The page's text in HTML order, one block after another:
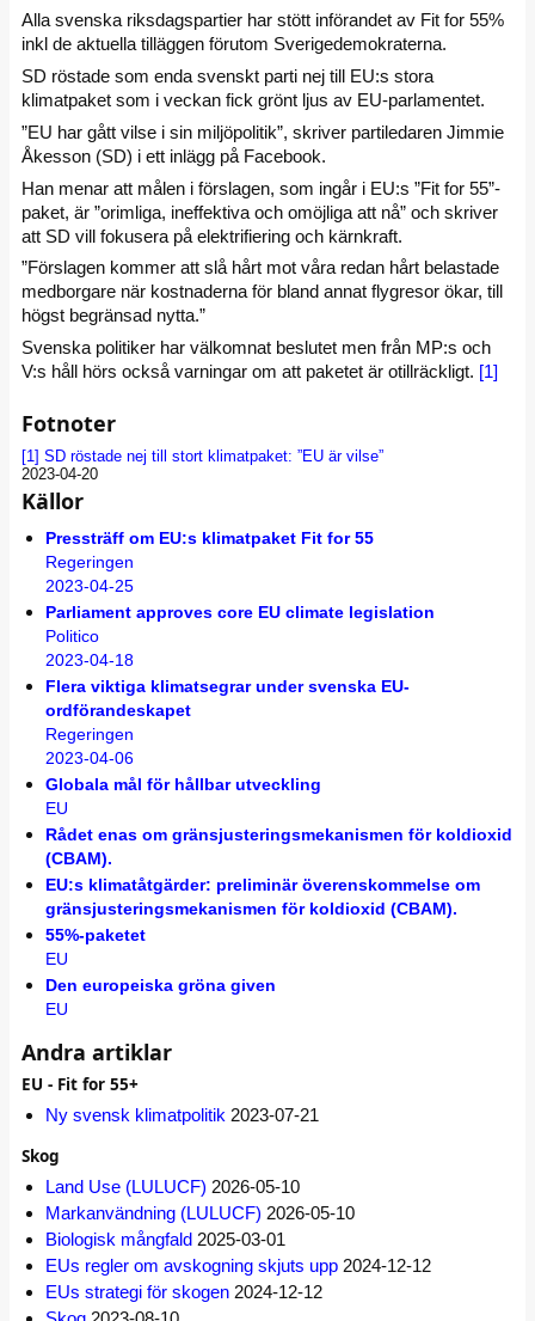
Alla svenska riksdagspartier har stött införandet av Fit for 55%
inkl de aktuella tilläggen förutom Sverigedemokraterna.
SD röstade som enda svenskt parti nej till EU:s stora
klimatpaket som i veckan fick grönt ljus av EU-parlamentet.
”EU har gått vilse i sin miljöpolitik”, skriver partiledaren Jimmie
Åkesson (SD) i ett inlägg på Facebook.
Han menar att målen i förslagen, som ingår i EU:s ”Fit for 55”-
paket, är ”orimliga, ineffektiva och omöjliga att nå” och skriver
att SD vill fokusera på elektrifiering och kärnkraft.
”Förslagen kommer att slå hårt mot våra redan hårt belastade
medborgare när kostnaderna för bland annat flygresor ökar, till
högst begränsad nytta.”
Svenska politiker har välkomnat beslutet men från MP:s och
V:s håll hörs också varningar om att paketet är otillräckligt. [1]
Fotnoter
[1] SD röstade nej till stort klimatpaket: ”EU är vilse”
2023-04-20
Källor
Pressträff om EU:s klimatpaket Fit for 55
Regeringen
2023-04-25
Parliament approves core EU climate legislation
Politico
2023-04-18
Flera viktiga klimatsegrar under svenska EU-
ordförandeskapet
Regeringen
2023-04-06
Globala mål för hållbar utveckling
EU
Rådet enas om gränsjusteringsmekanismen för koldioxid
(CBAM).
EU:s klimatåtgärder: preliminär överenskommelse om
gränsjusteringsmekanismen för koldioxid (CBAM).
55%-paketet
EU
Den europeiska gröna given
EU
Andra artiklar
EU - Fit for 55+
Ny svensk klimatpolitik 2023-07-21
Skog
Land Use (LULUCF) 2026-05-10
Markanvändning (LULUCF) 2026-05-10
Biologisk mångfald 2025-03-01
EUs regler om avskogning skjuts upp 2024-12-12
EUs strategi för skogen 2024-12-12